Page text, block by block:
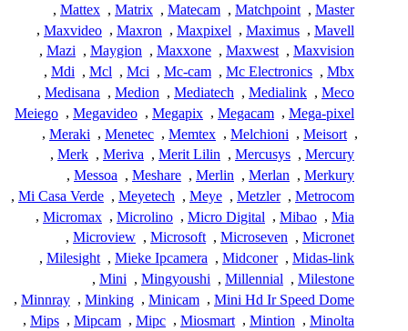
Master
,
Matchpoint
,
Matecam
,
Matrix
,
Mattex
,
Mavell
,
Maximus
,
Maxpixel
,
Maxron
,
Maxvideo
,
Maxvision
,
Maxwest
,
Maxxone
,
Maygion
,
Mazi
,
Mbx
,
Mc Electronics
,
Mc-cam
,
Mci
,
Mcl
,
Mdi
,
Meco
,
Medialink
,
Mediatech
,
Medion
,
Medisana
,
Mega-pixel
,
Megacam
,
Megapix
,
Megavideo
,
Meiego
,
Meisort
,
Melchioni
,
Memtex
,
Menetec
,
Meraki
,
Mercury
,
Mercusys
,
Merit Lilin
,
Meriva
,
Merk
,
Merkury
,
Merlan
,
Merlin
,
Meshare
,
Messoa
,
Metrocom
,
Metzler
,
Meye
,
Meyetech
,
Mi Casa Verde
,
Mia
,
Mibao
,
Micro Digital
,
Microlino
,
Micromax
,
Micronet
,
Microseven
,
Microsoft
,
Microview
,
Midas-link
,
Midconer
,
Mieke Ipcamera
,
Milesight
,
Milestone
,
Millennial
,
Mingyoushi
,
Mini
,
Mini Hd Ir Speed Dome
,
Minicam
,
Minking
,
Minnray
,
Minolta
,
Mintion
,
Miosmart
,
Mipc
,
Mipcam
,
Mips
,